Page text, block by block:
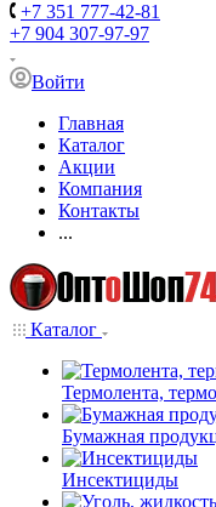
+7 351 777-42-81
+7 904 307-97-97
Войти
Главная
Каталог
Акции
Компания
Контакты
...
Каталог
Термолента,
Бумажная
Инсектициды